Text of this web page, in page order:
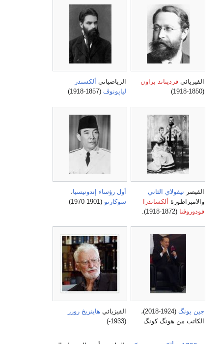
الفيزيائي فرديناند براون
(1850-1918)
الرياضياتي ألكسندر
لياپونوڤ (1857-1918)
القيصر نيقولاي الثاني
والامبراطورة ألكساندرا
فودوروڤنا (1872-1918).
أول رؤساء إندونيسيا،
سوكارنو (1901-1970)
جين يونگ
(1924-2018)،
الكاتب من هونگ كونگ
الفيزيائي هاينريخ رورر
(1933-)